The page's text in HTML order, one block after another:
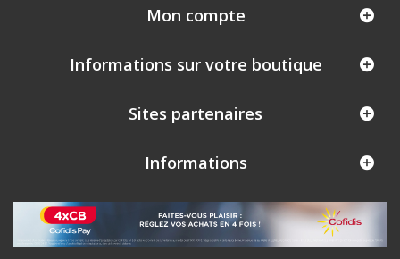
Mon compte
Informations sur votre boutique
Sites partenaires
Informations